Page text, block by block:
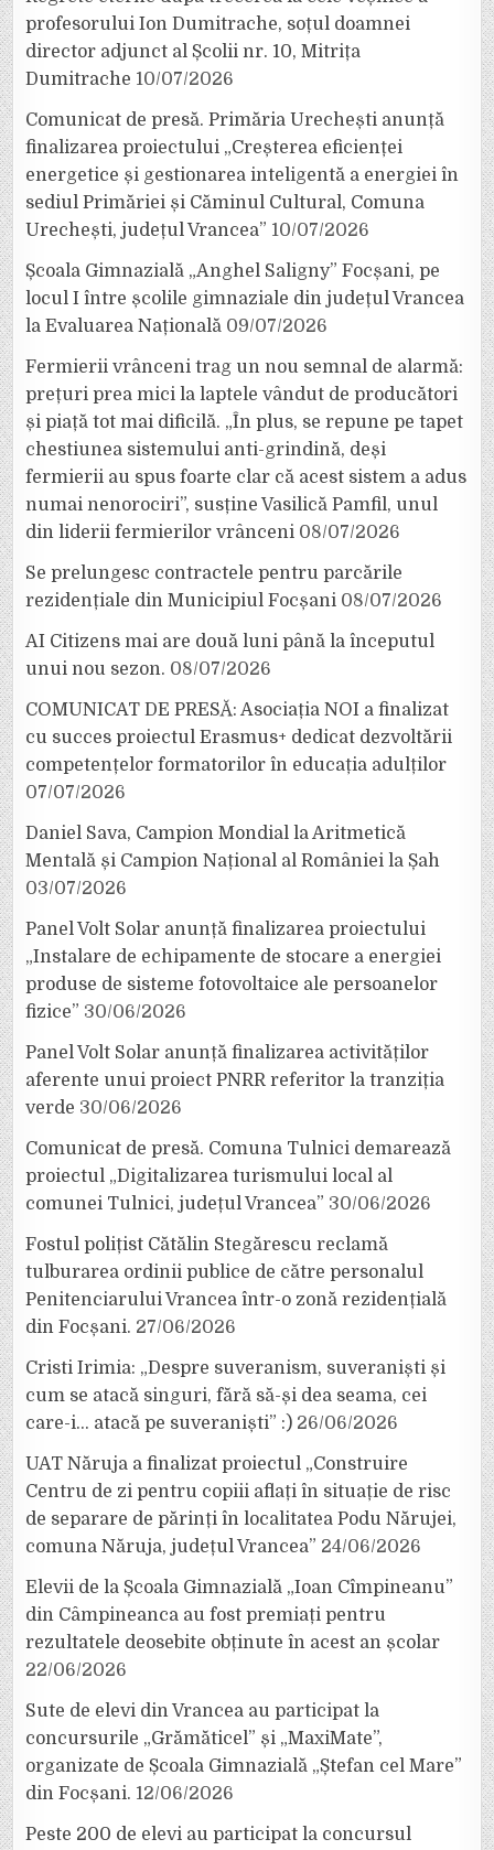
profesorului Ion Dumitrache, soțul doamnei
director adjunct al Școlii nr. 10, Mitrița
Dumitrache 10/07/2026
Comunicat de presă. Primăria Urechești anunță
finalizarea proiectului „Creșterea eficienței
energetice și gestionarea inteligentă a energiei în
sediul Primăriei și Căminul Cultural, Comuna
Urechești, județul Vrancea” 10/07/2026
Școala Gimnazială „Anghel Saligny” Focșani, pe
locul I între școlile gimnaziale din județul Vrancea
la Evaluarea Națională 09/07/2026
Fermierii vrânceni trag un nou semnal de alarmă:
prețuri prea mici la laptele vândut de producători
și piață tot mai dificilă. „În plus, se repune pe tapet
chestiunea sistemului anti-grindină, deși
fermierii au spus foarte clar că acest sistem a adus
numai nenorociri”, susține Vasilică Pamfil, unul
din liderii fermierilor vrânceni 08/07/2026
Se prelungesc contractele pentru parcările
rezidențiale din Municipiul Focșani 08/07/2026
AI Citizens mai are două luni până la începutul
unui nou sezon. 08/07/2026
COMUNICAT DE PRESĂ: Asociația NOI a finalizat
cu succes proiectul Erasmus+ dedicat dezvoltării
competențelor formatorilor în educația adulților
07/07/2026
Daniel Sava, Campion Mondial la Aritmetică
Mentală și Campion Național al României la Șah
03/07/2026
Panel Volt Solar anunță finalizarea proiectului
„Instalare de echipamente de stocare a energiei
produse de sisteme fotovoltaice ale persoanelor
fizice” 30/06/2026
Panel Volt Solar anunță finalizarea activităților
aferente unui proiect PNRR referitor la tranziția
verde 30/06/2026
Comunicat de presă. Comuna Tulnici demarează
proiectul „Digitalizarea turismului local al
comunei Tulnici, județul Vrancea” 30/06/2026
Fostul polițist Cătălin Stegărescu reclamă
tulburarea ordinii publice de către personalul
Penitenciarului Vrancea într-o zonă rezidențială
din Focșani. 27/06/2026
Cristi Irimia: „Despre suveranism, suveraniști și
cum se atacă singuri, fără să-și dea seama, cei
care-i… atacă pe suveraniști” :) 26/06/2026
UAT Năruja a finalizat proiectul „Construire
Centru de zi pentru copiii aflați în situație de risc
de separare de părinți în localitatea Podu Nărujei,
comuna Năruja, județul Vrancea” 24/06/2026
Elevii de la Școala Gimnazială „Ioan Cîmpineanu”
din Câmpineanca au fost premiați pentru
rezultatele deosebite obținute în acest an școlar
22/06/2026
Sute de elevi din Vrancea au participat la
concursurile „Grămăticel” și „MaxiMate”,
organizate de Școala Gimnazială „Ștefan cel Mare”
din Focșani. 12/06/2026
Peste 200 de elevi au participat la concursul